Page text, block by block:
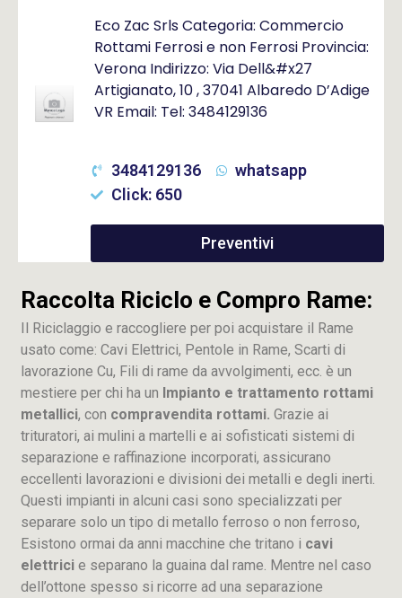
Eco Zac Srls Categoria: Commercio
Rottami Ferrosi e non Ferrosi Provincia:
Verona Indirizzo: Via Dell&#x27
Artigianato, 10 , 37041 Albaredo D’Adige
VR Email: Tel: 3484129136
3484129136
whatsapp
Click: 650
Preventivi
Raccolta Riciclo e Compro Rame:
Il Riciclaggio e raccogliere per poi acquistare il Rame
usato come: Cavi Elettrici, Pentole in Rame, Scarti di
lavorazione Cu, Fili di rame da avvolgimenti, ecc. è un
mestiere per chi ha un Impianto e trattamento rottami
metallici, con compravendita rottami. Grazie ai
trituratori, ai mulini a martelli e ai sofisticati sistemi di
separazione e raffinazione incorporati, assicurano
eccellenti lavorazioni e divisioni dei metalli e degli inerti.
Questi impianti in alcuni casi sono specializzati per
separare solo un tipo di metallo ferroso o non ferroso,
Esistono ormai da anni macchine che tritano i cavi
elettrici e separano la guaina dal rame. Mentre nel caso
dell’ottone spesso si ricorre ad una separazione